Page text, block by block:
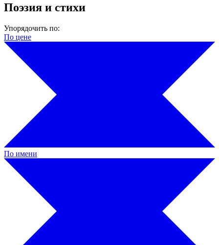
Поэзия и стихи
Упорядочить по:
По цене
По имени